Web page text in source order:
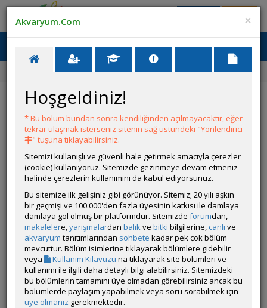
Ana Menü
Bitki Türleri ve Bakımı Tilki Kuyruğu Çürüyor
Tilki Kuyruğu Çürüyor
YANIT YAZ Git
Tata
Çevrim Dışı
Gönderim Zamanı:19 Şubat 2025 23:32
Arkadaşlar betta akvaryumumda bir adet tilki kuyruğu var,
diğer bitkilerde sorun olmamasına rağmen tilki kuyruğu önce
kahverengilesip dökülüyor. Sabah bir saat akşam 4.30 saat
aydınlatıyorum düz led ile. İyileştirmek için ne yapmalıyım?
×
Akvaryum.Com
Hoşgeldiniz!
* Bu bölüm bundan sonra kendiliğinden açılmayacaktır, eğer
tekrar ulaşmak isterseniz sitenin sağ üstündeki "Yönlendirici
" tuşuna tıklayabilirsiniz.
Sitemizi kullanışlı ve güvenli hale getirmek amacıyla çerezler
(cookie) kullanıyoruz. Sitemizde gezinmeye devam etmeniz
halinde çerezlerin kullanımını da kabul ediyorsunuz.
Bu sitemize ilk gelişiniz gibi görünüyor. Sitemiz; 20 yılı aşkın
bir geçmişi ve 100.000'den fazla üyesinin katkısı ile damlaya
damlaya göl olmuş bir platformdur. Sitemizde forumdan,
makalelere,yarışmalardan balıkve bitki bilgilerine, canlı ve
akvaryum tanıtımlarından sohbete kadar pek çok bölüm
mevcuttur. Bölüm isimlerine tıklayarak bölümlere gidebilir
veya
Kullanım Kılavuzu'na tıklayarak site bölümleri ve
kullanımı ile ilgili daha detaylı bilgi alabilirsiniz. Sitemizdeki
bu bölümlerin tamamını üye olmadan görebilirsiniz ancak bu
bölümlerde paylaşım yapabilmek veya soru sorabilmek için
üye olmanız gerekmektedir.